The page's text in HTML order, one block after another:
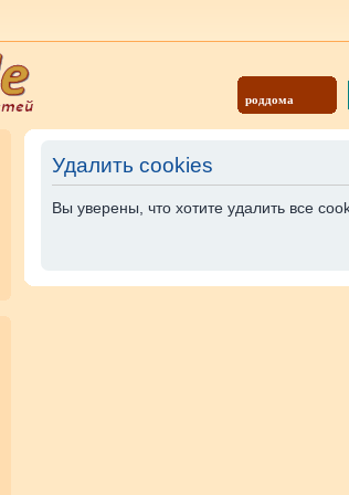
роддома
Удалить cookies
Вы уверены, что хотите удалить все